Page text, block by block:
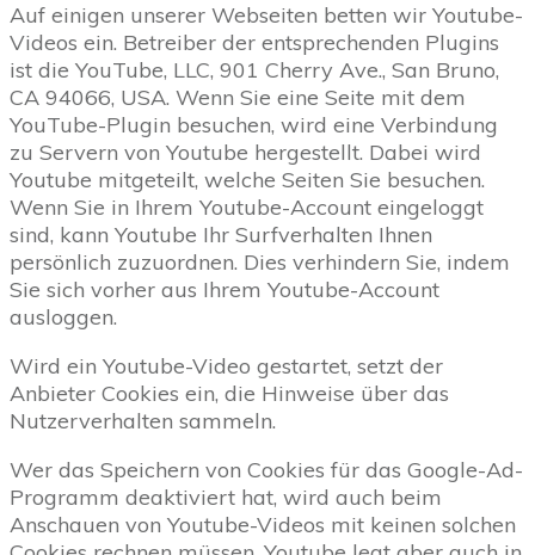
Auf einigen unserer Webseiten betten wir Youtube-
Videos ein. Betreiber der entsprechenden Plugins
ist die YouTube, LLC, 901 Cherry Ave., San Bruno,
CA 94066, USA. Wenn Sie eine Seite mit dem
YouTube-Plugin besuchen, wird eine Verbindung
zu Servern von Youtube hergestellt. Dabei wird
Youtube mitgeteilt, welche Seiten Sie besuchen.
Wenn Sie in Ihrem Youtube-Account eingeloggt
sind, kann Youtube Ihr Surfverhalten Ihnen
persönlich zuzuordnen. Dies verhindern Sie, indem
Sie sich vorher aus Ihrem Youtube-Account
ausloggen.
Wird ein Youtube-Video gestartet, setzt der
Anbieter Cookies ein, die Hinweise über das
Nutzerverhalten sammeln.
Wer das Speichern von Cookies für das Google-Ad-
Programm deaktiviert hat, wird auch beim
Anschauen von Youtube-Videos mit keinen solchen